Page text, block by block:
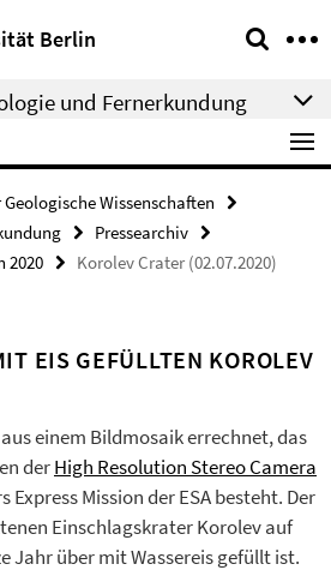
Berlin
und Fernerkundung
Wissenschaften
Pressearchiv
2020
Korolev Crater (02.07.2020)
EIS GEFÜLLTEN KOROLEV
einem Bildmosaik errechnet, das
derHigh Resolution Stereo Camera
Express Mission der ESA besteht. Der
Einschlagskrater Korolev auf
Jahr über mit Wassereis gefüllt ist.